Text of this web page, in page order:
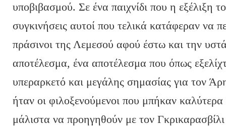
υποβιβασμού. Σε ένα παιχνίδι που η εξέλιξη
συγκινήσεις αυτοί που τελικά κατάφεραν να
πράσινοι της Λεμεσού αφού έστω και την
αποτέλεσμα, ένα αποτέλεσμα που όπως
υπεραρκετό και μεγάλης σημασίας για τον
ήταν οι φιλοξενούμενοι που μπήκαν καλύτερα
μάλιστα να προηγηθούν με τον